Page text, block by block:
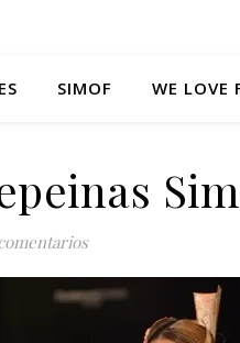
SIMOF WE LOVE